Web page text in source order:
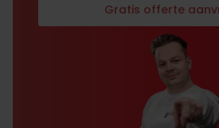
Gratis offerte